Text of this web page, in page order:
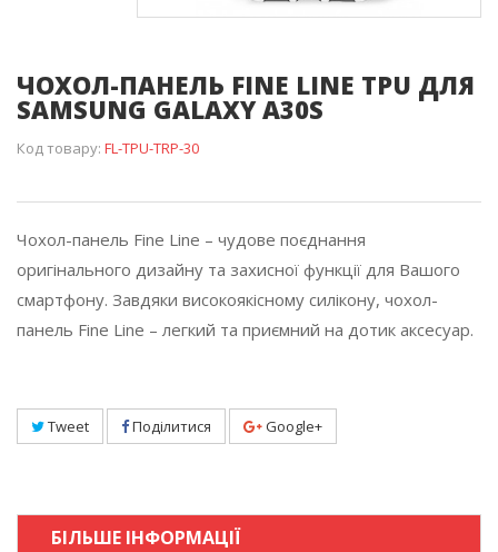
ЧОХОЛ-ПАНЕЛЬ FINE LINE TPU ДЛЯ
SAMSUNG GALAXY A30S
Код товару: FL-TPU-TRP-30
Чохол-панель Fine Line – чудове поєднання
оригінального дизайну та захисної функції для Вашого
смартфону. Завдяки високоякісному силікону, чохол-
панель Fine Line – легкий та приємний на дотик аксесуар.
Tweet Поділитися Google+
БІЛЬШЕ ІНФОРМАЦІЇ